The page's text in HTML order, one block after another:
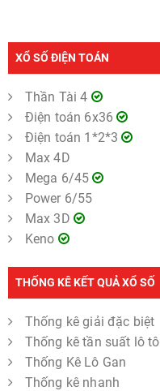
XỔ SỐ ĐIỆN TOÁN
Thần Tài 4
Điện toán 6x36
Điện toán 1*2*3
Max 4D
Mega 6/45
Power 6/55
Max 3D
Keno
THỐNG KÊ KẾT QUẢ XỔ SỐ
Thống kê giải đặc biệt
Thống kê tần suất lô tô
Thống Kê Lô Gan
Thống kê nhanh